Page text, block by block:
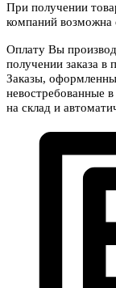
При получении
компаний возможна
Оплату Вы
получении заказа в
Заказы,
невостребованные
на склад и